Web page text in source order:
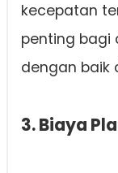
kecepatan
penting bagi
dengan baik
3. Biaya